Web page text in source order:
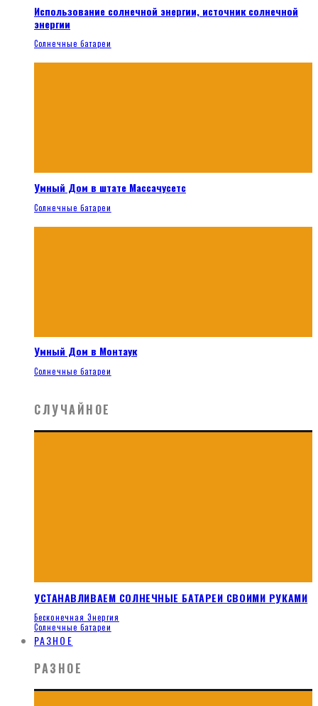
Использование солнечной энергии, источник солнечной
энергии
Солнечные батареи
Умный Дом в штате Массачусетс
Солнечные батареи
Умный Дом в Монтаук
Солнечные батареи
СЛУЧАЙНОЕ
УСТАНАВЛИВАЕМ СОЛНЕЧНЫЕ БАТАРЕИ СВОИМИ РУКАМИ
Бесконечная Энергия
Солнечные батареи
РАЗНОЕ
РАЗНОЕ